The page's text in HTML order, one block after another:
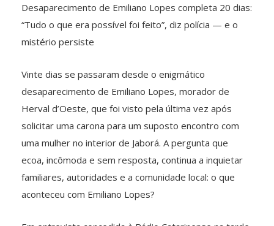
Desaparecimento de Emiliano Lopes completa 20 dias:
“Tudo o que era possível foi feito”, diz polícia — e o
mistério persiste
Vinte dias se passaram desde o enigmático
desaparecimento de Emiliano Lopes, morador de
Herval d’Oeste, que foi visto pela última vez após
solicitar uma carona para um suposto encontro com
uma mulher no interior de Jaborá. A pergunta que
ecoa, incômoda e sem resposta, continua a inquietar
familiares, autoridades e a comunidade local: o que
aconteceu com Emiliano Lopes?